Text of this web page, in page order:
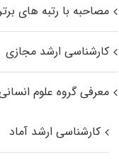
مصاحبه با رتبه های
کارشناسی ارشد مجازی
معرفی گروه علوم
کارشناسی ارشد آماد